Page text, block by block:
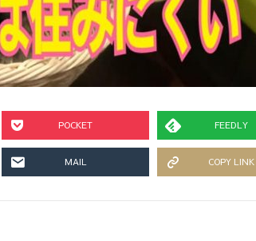
POCKET FEEDLY
MAIL COPY LINK